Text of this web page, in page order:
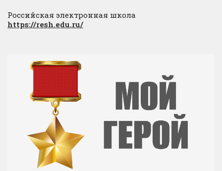
Российская электронная школа
https://resh.edu.ru/